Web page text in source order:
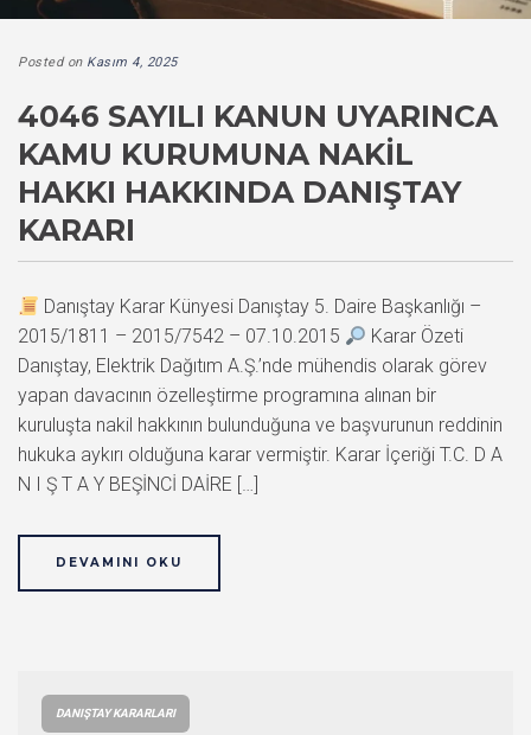
Posted on Kasım 4, 2025
4046 SAYILI KANUN UYARINCA
KAMU KURUMUNA NAKIL
HAKKI HAKKINDA DANIŞTAY
KARARI
Danıştay Karar Künyesi Danıştay 5. Daire Başkanlığı –
2015/1811 – 2015/7542 – 07.10.2015
Karar Özeti
Danıştay, Elektrik Dağıtım A.Ş.’nde mühendis olarak görev
yapan davacının özelleştirme programına alınan bir
kuruluşta nakil hakkının bulunduğuna ve başvurunun reddinin
hukuka aykırı olduğuna karar vermiştir. Karar İçeriği T.C. D A
N I Ş T A Y BEŞİNCİ DAİRE […]
DEVAMINI OKU
DANIŞTAY KARARLARI